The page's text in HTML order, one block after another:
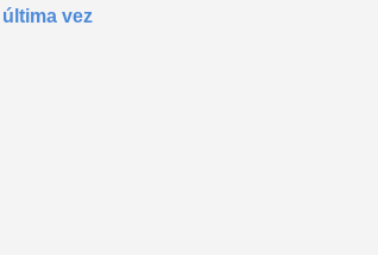
vez